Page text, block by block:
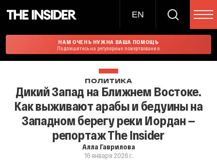
EN
НАМ ОЧЕНЬ НУЖНА ВАША ПОМОЩЬ
Подпишитесь на регулярные пожертвования
ПОЛИТИКА
Дикий Запад на Ближнем Востоке.
Как выживают арабы и бедуины на
Западном берегу реки Иордан —
репортаж The Insider
Алла Гаврилова
16 января 2026 г.